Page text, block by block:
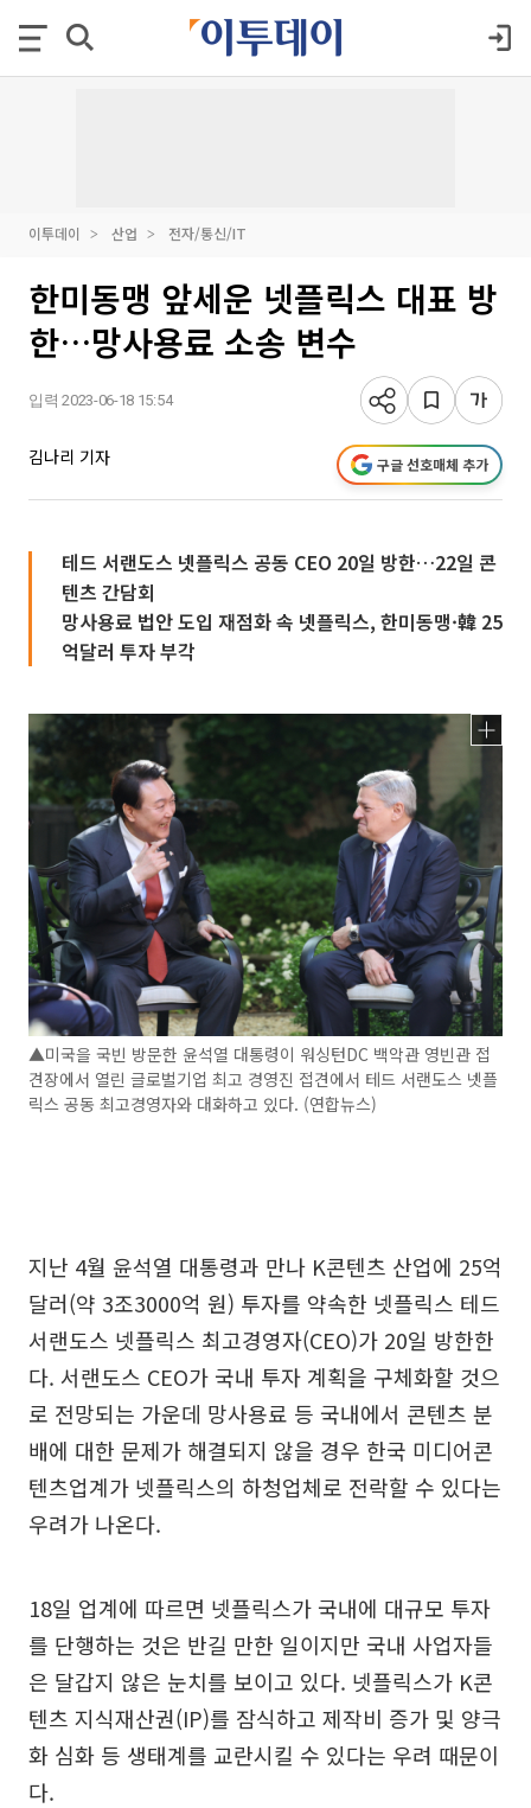
이투데이 산업 전자/통신/IT
한미동맹 앞세운 넷플릭스 대표 방
한…망사용료 소송 변수
입력 2023-06-18 15:54
김나리 기자 구글 선호매체 추가
테드 서랜도스 넷플릭스 공동 CEO 20일 방한…22일 콘
텐츠 간담회
망사용료 법안 도입 재점화 속 넷플릭스, 한미동맹·韓 25
억달러 투자 부각
▲미국을 국빈 방문한 윤석열 대통령이 워싱턴DC 백악관 영빈관 접
견장에서 열린 글로벌기업 최고 경영진 접견에서 테드 서랜도스 넷플
릭스 공동 최고경영자와 대화하고 있다. (연합뉴스)
지난 4월 윤석열 대통령과 만나 K콘텐츠 산업에 25억
달러(약 3조3000억 원) 투자를 약속한 넷플릭스 테드
서랜도스 넷플릭스 최고경영자(CEO)가 20일 방한한
다. 서랜도스 CEO가 국내 투자 계획을 구체화할 것으
로 전망되는 가운데 망사용료 등 국내에서 콘텐츠 분
배에 대한 문제가 해결되지 않을 경우 한국 미디어콘
텐츠업계가 넷플릭스의 하청업체로 전락할 수 있다는
우려가 나온다.
18일 업계에 따르면 넷플릭스가 국내에 대규모 투자
를 단행하는 것은 반길 만한 일이지만 국내 사업자들
은 달갑지 않은 눈치를 보이고 있다. 넷플릭스가 K콘
텐츠 지식재산권(IP)를 잠식하고 제작비 증가 및 양극
화 심화 등 생태계를 교란시킬 수 있다는 우려 때문이
다.